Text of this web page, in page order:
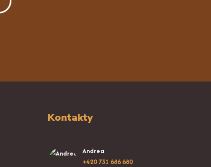
Kontakty
Andrea
+420 731 686 680